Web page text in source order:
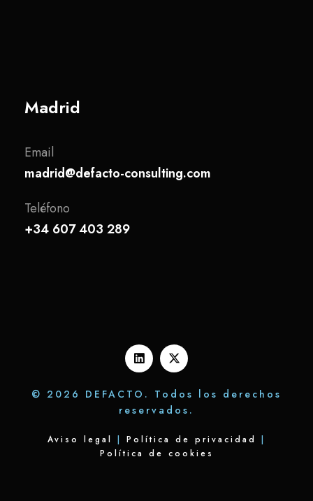
Madrid
Email
madrid@defacto-consulting.com
Teléfono
+34 607 403 289
© 2026 DEFACTO. Todos los derechos
reservados.
Aviso legal | Política de privacidad
|
Política de cookies